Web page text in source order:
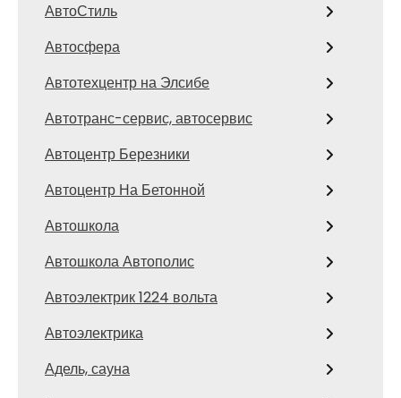
АвтоСтиль
Автосфера
Автотехцентр на Элсибе
Автотранс-сервис, автосервис
Автоцентр Березники
Автоцентр На Бетонной
Автошкола
Автошкола Автополис
Автоэлектрик 1224 вольта
Автоэлектрика
Адель, сауна